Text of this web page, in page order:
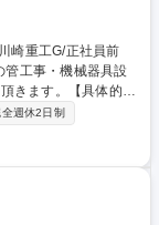
きます。【具体的に
類作成をご担当頂
事(オフィスビル等
(工場向けのボイラ
ィスビル、データ
工事等）・その他※
週休2日制